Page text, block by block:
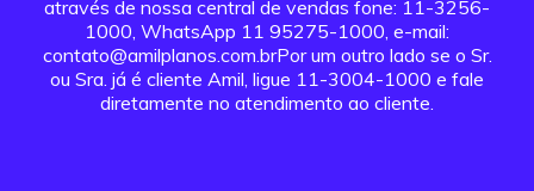
através de nossa central de vendas fone: 11-3256-
1000, WhatsApp 11 95275-1000, e-mail:
contato@amilplanos.com.brPor um outro lado se o Sr.
ou Sra. já é cliente Amil, ligue 11-3004-1000 e fale
diretamente no atendimento ao cliente.